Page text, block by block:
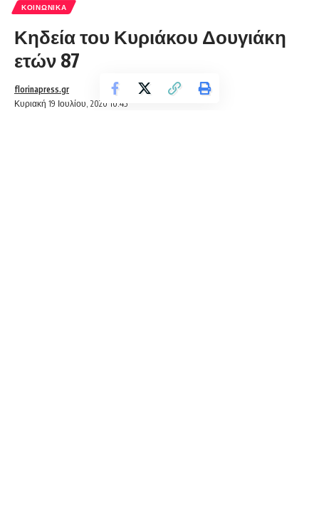
ΚΟΙΝΩΝΙΚΆ
Κηδεία του Κυριάκου Δουγιάκη
ετών 87
Κυριακή 19 Ιουλίου, 2020 10:45
florinapress.gr